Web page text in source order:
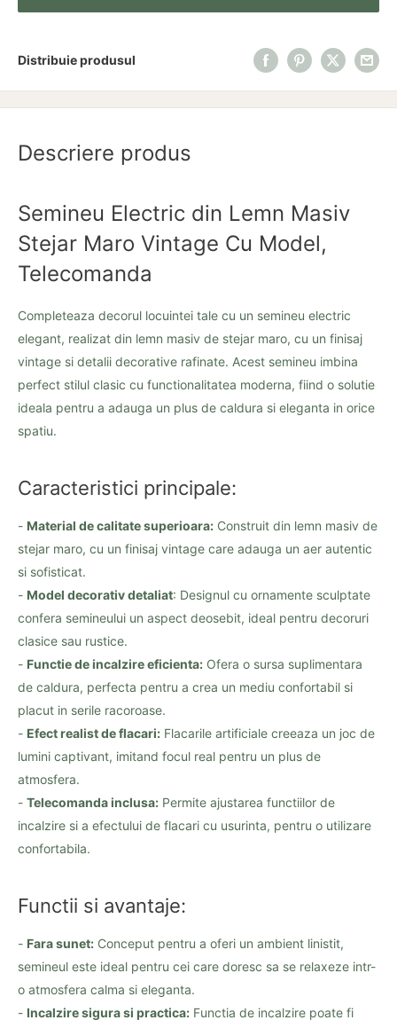
Distribuie produsul
Descriere produs
Semineu Electric din Lemn Masiv
Stejar Maro Vintage Cu Model,
Telecomanda
Completeaza decorul locuintei tale cu un semineu electric
elegant, realizat din lemn masiv de stejar maro, cu un finisaj
vintage si detalii decorative rafinate. Acest semineu imbina
perfect stilul clasic cu functionalitatea moderna, fiind o solutie
ideala pentru a adauga un plus de caldura si eleganta in orice
spatiu.
Caracteristici principale:
- Material de calitate superioara: Construit din lemn masiv de
stejar maro, cu un finisaj vintage care adauga un aer autentic
si sofisticat.
- Model decorativ detaliat: Designul cu ornamente sculptate
confera semineului un aspect deosebit, ideal pentru decoruri
clasice sau rustice.
- Functie de incalzire eficienta: Ofera o sursa suplimentara
de caldura, perfecta pentru a crea un mediu confortabil si
placut in serile racoroase.
- Efect realist de flacari: Flacarile artificiale creeaza un joc de
lumini captivant, imitand focul real pentru un plus de
atmosfera.
- Telecomanda inclusa: Permite ajustarea functiilor de
incalzire si a efectului de flacari cu usurinta, pentru o utilizare
confortabila.
Functii si avantaje:
- Fara sunet: Conceput pentru a oferi un ambient linistit,
semineul este ideal pentru cei care doresc sa se relaxeze intr-
o atmosfera calma si eleganta.
- Incalzire sigura si practica: Functia de incalzire poate fi